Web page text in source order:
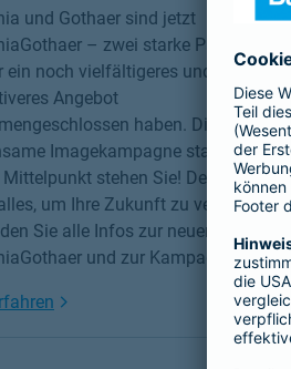
und Gothaer sind jetzt
– zwei starke Partner, die
ein noch vielfältigeres und
Angebot
haben. Die erste
Imagekampagne startet jetzt –
stehen Sie! Denn wir
um Ihre Zukunft zu versichern!
Sie alle Infos zur neuen
und zur Kampagne.
Link Opens in New Tab